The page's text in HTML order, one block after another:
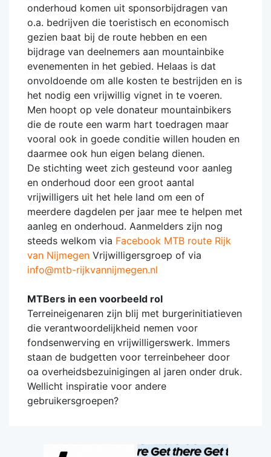
onderhoud komen uit sponsorbijdragen van
o.a. bedrijven die toeristisch en economisch
gezien baat bij de route hebben en een
bijdrage van deelnemers aan mountainbike
evenementen in het gebied. Helaas is dat
onvoldoende om alle kosten te bestrijden en is
het nodig een vrijwillig vignet in te voeren.
Men hoopt op vele donateur mountainbikers
die de route een warm hart toedragen maar
vooral ook in goede conditie willen houden en
daarmee ook hun eigen belang dienen.
De stichting weet zich gesteund voor aanleg
en onderhoud door een groot aantal
vrijwilligers uit het hele land om een of
meerdere dagdelen per jaar mee te helpen met
aanleg en onderhoud. Aanmelders zijn nog
steeds welkom via Facebook MTB route Rijk
van Nijmegen Vrijwilligersgroep of via
info@mtb-rijkvannijmegen.nl
MTBers in een voorbeeld rol
Terreineigenaren zijn blij met burgerinitiatieven
die verantwoordelijkheid nemen voor
fondsenwerving en vrijwilligerswerk. Immers
staan de budgetten voor terreinbeheer door
oa overheidsbezuinigingen al jaren onder druk.
Wellicht inspiratie voor andere
gebruikersgroepen?